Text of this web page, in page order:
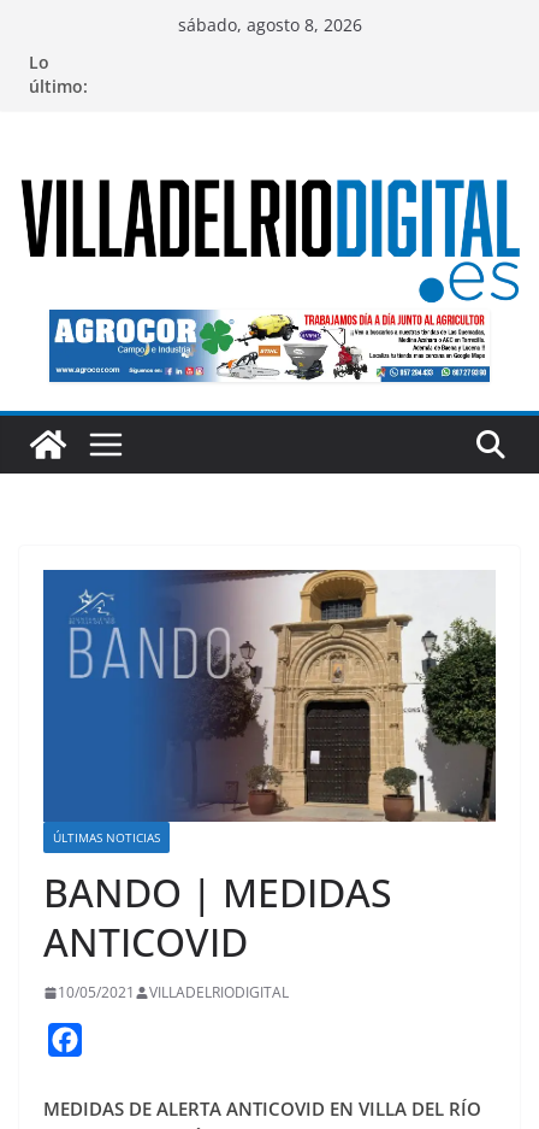
contenido
sábado, agosto 8, 2026
Lo
último:
ÚLTIMAS NOTICIAS
BANDO | MEDIDAS
ANTICOVID
10/05/2021 VILLADELRIODIGITAL
c
MEDIDAS DE ALERTA ANTICOVID EN VILLA DEL RÍO